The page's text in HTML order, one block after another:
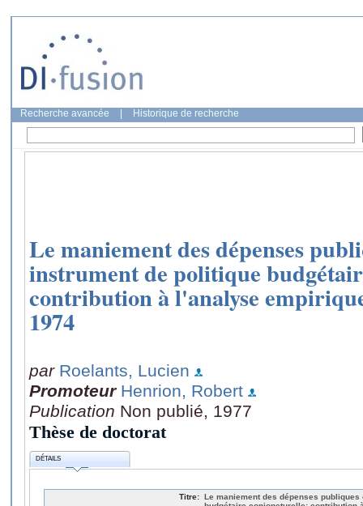
Recherche avancée Historique de recherche
Le maniement des dépenses
instrument de politique
contribution à l'analyse
1974
par Roelants, Lucien
Promoteur Henrion, Robert
Publication Non publié, 1977
Thèse de doctorat
DÉTAILS
Titre: Le maniement des dépenses